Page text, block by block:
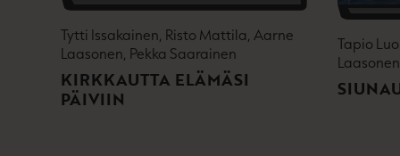
Tytti Issakainen, Risto Mattila, Aarne
Laasonen, Pekka Saarainen
KIRKKAUTTA ELÄMÄSI
PÄIVIIN
Tapio
Laasonen